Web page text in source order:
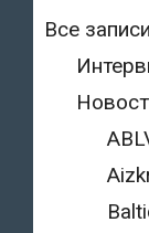
Все